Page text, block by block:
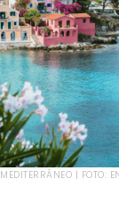
MEDITERRÂNEO | FOTO: